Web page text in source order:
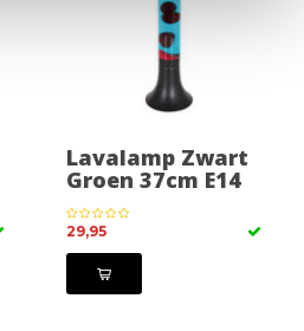
Lavalamp Zwart
Groen 37cm E14
29,95